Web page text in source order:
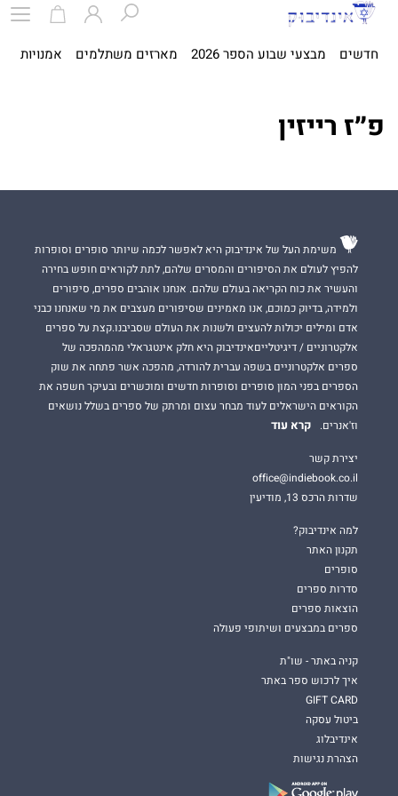
חדשים מבצעי שבוע הספר 2026 מארזים משתלמים אמנויות
פ״ז רייזין
משימת העל של אינדיבוק היא לאפשר לכמה שיותר סופרים וסופרות
להפיץ לעולם את הסיפורים והמסרים שלהם, לתת לקוראים חופש בחירה
והעשיר את כוח הקריאה בעולם שלהם. אנחנו אוהבים ספרים, סיפורים
ולמידה, בדיוק כמוכם, אנו מאמינים שסיפורים מעצבים את מי שאנחנו כבני
אדם ומילים יכולות להעצים ולשנות את העולם שסביבנו.קצת על ספרים
אלקטרוניים / דיגיטלייםאינדיבוק היא חלק אינטגראלי מהמהפכה של
ספרים אלקטרוניים בשפה עברית להורדה, מהפכה אשר פתחה את שוק
הספרים בפני המון סופרים וסופרות חדשים ומוכשרים ובעיקר חשפה את
הקוראים הישראלים לעוד מבחר עצום ומרתק של ספרים בשלל נושאים
וז'אנרים.
קרא עוד
יצירת קשר
office@indiebook.co.il
שדרות הרכס 13, מודיעין
למה אינדיבוק?
תקנון האתר
סופרים
סדרות ספרים
הוצאות ספרים
ספרים במבצעים ושיתופי פעולה
קניה באתר - שו"ת
איך לרכוש ספר באתר
GIFT CARD
ביטול עסקה
אינדיבלוג
הצהרת נגישות